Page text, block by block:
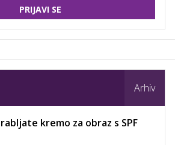
PRIJAVI SE
Arhiv
kremo za obraz s SPF